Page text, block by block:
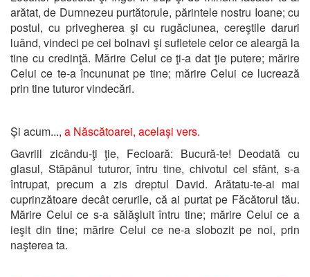
arătat, de Dumnezeu purtătorule, părintele nostru Ioane; cu
postul, cu privegherea şi cu rugăciunea, cereştile daruri
luând, vindeci pe cei bolnavi şi sufletele celor ce aleargă la
tine cu credinţă. Mărire Celui ce ţi-a dat ţie putere; mărire
Celui ce te-a încununat pe tine; mărire Celui ce lucrează
prin tine tuturor vindecări.
Și acum..., a Născătoarei, același vers.
Gavriil zicându-ţi ţie, Fecioară: Bucură-te! Deodată cu
glasul, Stăpânul tuturor, întru tine, chivotul cel sfânt, s-a
întrupat, precum a zis dreptul David. Arătatu-te-ai mai
cuprinzătoare decât cerurile, că ai purtat pe Făcătorul tău.
Mărire Celui ce s-a sălăşluit întru tine; mărire Celui ce a
ieşit din tine; mărire Celui ce ne-a slobozit pe noi, prin
naşterea ta.